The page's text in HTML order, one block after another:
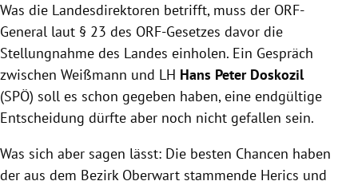
Was die Landesdirektoren betrifft, muss der ORF-
General laut § 23 des ORF-Gesetzes davor die
Stellungnahme des Landes einholen. Ein Gespräch
zwischen Weißmann und LH Hans Peter Doskozil
(SPÖ) soll es schon gegeben haben, eine endgültige
Entscheidung dürfte aber noch nicht gefallen sein.
Was sich aber sagen lässt: Die besten Chancen haben
der aus dem Bezirk Oberwart stammende Herics und